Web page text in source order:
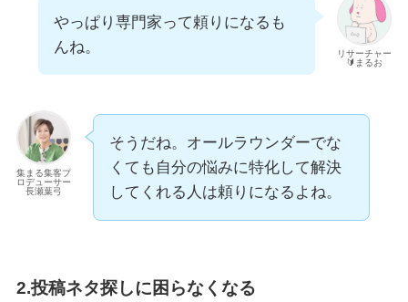
リサーチャー
🔰まるお
やっぱり専門家って頼りになるも
んね。
集まる集客プ
ロデューサー
長瀬葉弓
そうだね。オールラウンダーでな
くても自分の悩みに特化して解決
してくれる人は頼りになるよね。
2.投稿ネタ探しに困らなくなる